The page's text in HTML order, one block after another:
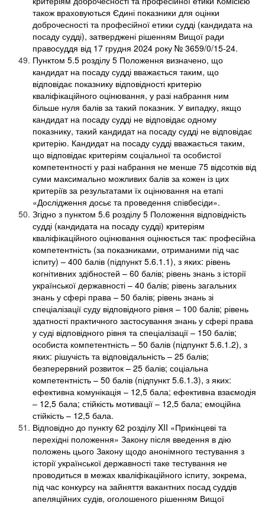
також враховуються Єдині показники для оцінки
доброчесності та професійної етики судді (кандидата на
посаду судді), затверджені рішенням Вищої ради
правосуддя від 17 грудня 2024 року № 3659/0/15-24.
Пунктом 5.5 розділу 5 Положення визначено, що
кандидат на посаду судді вважається таким, що
відповідає показнику відповідності критерію
кваліфікаційного оцінювання, у разі набрання ним
більше нуля балів за такий показник. У випадку, якщо
кандидат на посаду судді не відповідає одному
показнику, такий кандидат на посаду судді не відповідає
критерію. Кандидат на посаду судді вважається таким,
що відповідає критеріям соціальної та особистої
компетентності у разі набрання не менше 75 відсотків від
суми максимально можливих балів за кожен із цих
критеріїв за результатами їх оцінювання на етапі
«Дослідження досьє та проведення співбесіди».
Згідно з пунктом 5.6 розділу 5 Положення відповідність
судді (кандидата на посаду судді) критеріям
кваліфікаційного оцінювання оцінюється так: професійна
компетентність (за показниками, отриманими під час
іспиту) – 400 балів (підпункт 5.6.1.1), з яких: рівень
когнітивних здібностей – 60 балів; рівень знань з історії
української державності – 40 балів; рівень загальних
знань у сфері права – 50 балів; рівень знань зі
спеціалізації суду відповідного рівня – 100 балів; рівень
здатності практичного застосування знань у сфері права
у суді відповідного рівня та спеціалізації – 150 балів;
особиста компетентність – 50 балів (підпункт 5.6.1.2), з
яких: рішучість та відповідальність – 25 балів;
безперервний розвиток – 25 балів; соціальна
компетентність – 50 балів (підпункт 5.6.1.3), з яких:
ефективна комунікація – 12,5 бала; ефективна взаємодія
– 12,5 бала; стійкість мотивації – 12,5 бала; емоційна
стійкість – 12,5 бала.
Відповідно до пункту 62 розділу XII «Прикінцеві та
перехідні положення» Закону після введення в дію
положень цього Закону щодо анонімного тестування з
історії української державності таке тестування не
проводиться в межах кваліфікаційного іспиту, зокрема,
під час конкурсу на зайняття вакантних посад суддів
апеляційних судів, оголошеного рішенням Вищої